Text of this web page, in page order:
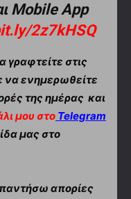
Mobile App
2z7kHSQ
στις
να ενημερωθείτε
της ημέρας και
μου στο Telegram
μας στο
απορίες